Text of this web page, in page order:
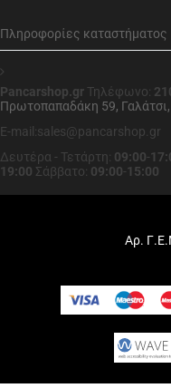
Πληροφορίες καταστήματος
Pancarshop.gr Τηλέφωνο:
Πρωτοπαπαδάκη 59,
E-mail:sales@pancarshop.gr
Δευτέρα - Τετάρτη: 09:00-
19:00 Σάββατο: 09:00-15:00
Αρ.